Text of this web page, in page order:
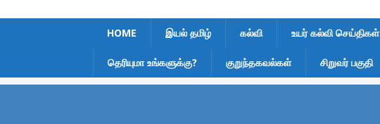
HOME இயல் தமிழ் கல்வி உயர் கல்வி செய்திகள்
தெரியுமா உங்களுக்கு? குறுந்தகவல்கள் சிறுவர் பகுதி